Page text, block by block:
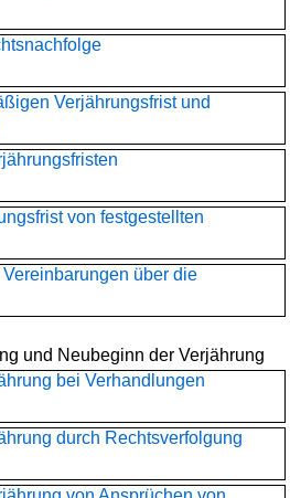
Verjährungsfrist und
von festgestellten
über die
und Neubeginn der Verjährung
bei Verhandlungen
durch Rechtsverfolgung